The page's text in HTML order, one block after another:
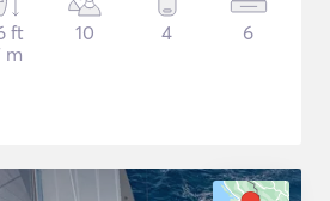
ft
m
10 4 6